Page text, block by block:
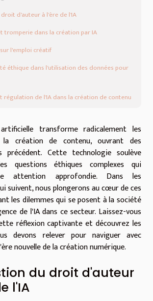
d'auteur à l'ère de l'IA
tromperie dans la création par IA
l'emploi créatif
éthique dans l'utilisation des données pour
régulation de l'IA dans la création de contenu
transforme radicalement les
la création de contenu, ouvrant des
précédent. Cette technologie soulève
questions éthiques complexes qui
attention approfondie. Dans les
suivent, nous plongerons au cœur de ces
les dilemmes qui se posent à la société
de l'IA dans ce secteur. Laissez-vous
réflexion captivante et découvrez les
devons relever pour naviguer avec
nouvelle de la création numérique.
du droit d'auteur
l'IA